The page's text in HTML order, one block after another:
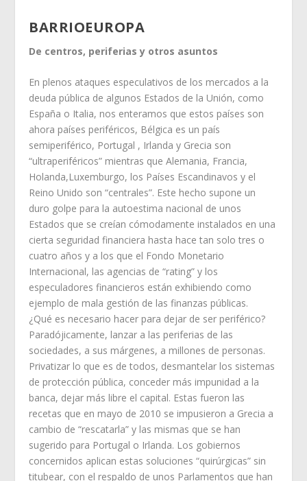
BARRIOEUROPA
De centros, periferias y otros asuntos
En plenos ataques especulativos de los mercados a la
deuda pública de algunos Estados de la Unión, como
España o Italia, nos enteramos que estos países son
ahora países periféricos, Bélgica es un país
semiperiférico, Portugal , Irlanda y Grecia son
“ultraperiféricos” mientras que Alemania, Francia,
Holanda,Luxemburgo, los Países Escandinavos y el
Reino Unido son “centrales”. Este hecho supone un
duro golpe para la autoestima nacional de unos
Estados que se creían cómodamente instalados en una
cierta seguridad financiera hasta hace tan solo tres o
cuatro años y a los que el Fondo Monetario
Internacional, las agencias de “rating” y los
especuladores financieros están exhibiendo como
ejemplo de mala gestión de las finanzas públicas.
¿Qué es necesario hacer para dejar de ser periférico?
Paradójicamente, lanzar a las periferias de las
sociedades, a sus márgenes, a millones de personas.
Privatizar lo que es de todos, desmantelar los sistemas
de protección pública, conceder más impunidad a la
banca, dejar más libre el capital. Estas fueron las
recetas que en mayo de 2010 se impusieron a Grecia a
cambio de “rescatarla” y las mismas que se han
sugerido para Portugal o Irlanda. Los gobiernos
concernidos aplican estas soluciones “quirúrgicas” sin
titubear, con el respaldo de unos Parlamentos que han